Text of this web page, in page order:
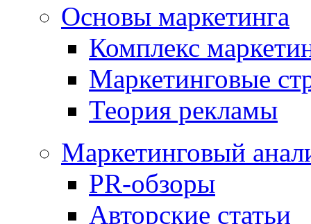
Основы маркетинга
Комплекс
Маркетинговые
Теория рекламы
Маркетинговый
PR-обзоры
Авторские статьи